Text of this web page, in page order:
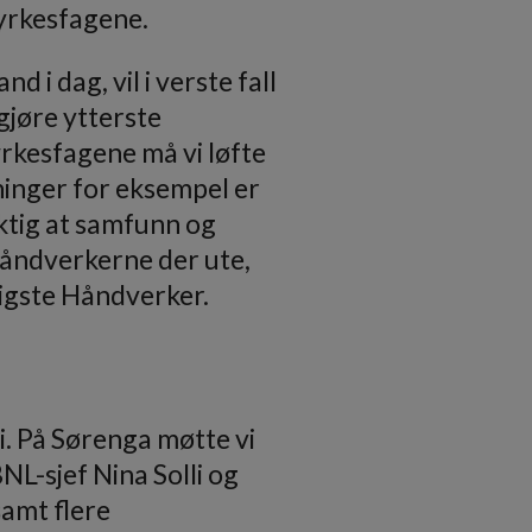
i dag, vil i verste fall
ytterste
må vi løfte
for eksempel er
at samfunn og
der ute,
Håndverker.
På Sørenga møtte vi
sjef Nina Solli og
flere